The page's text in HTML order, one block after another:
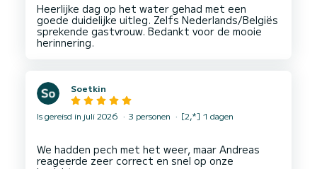
Heerlijke dag op het water gehad met een
goede duidelijke uitleg. Zelfs Nederlands/Belgiës
sprekende gastvrouw. Bedankt voor de mooie
Soetkin
Is gereisd in juli 2026 3 personen [2,*] 1 dagen
We hadden pech met het weer, maar Andreas
reageerde zeer correct en snel op onze